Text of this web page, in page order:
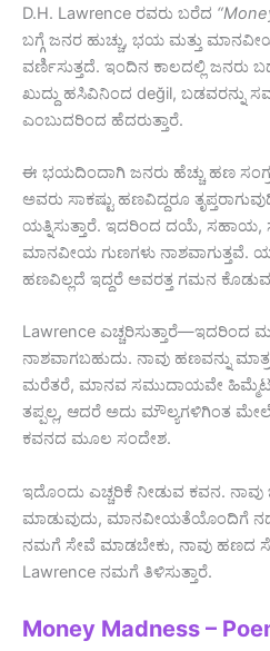
D.H. Lawrence ರವರು ಬರೆದ
ಬಗ್ಗೆ ಜನರ ಹುಚ್ಚು, ಭಯ ಮತ್ತು
ವರ್ಣಿಸುತ್ತದೆ. ಇಂದಿನ ಕಾಲದಲ್ಲಿ ಜನರು
ಖುದ್ದು ಹಸಿವಿನಿಂದ değil, ಬಡವರನ್ನು
ಎಂಬುದರಿಂದ ಹೆದರುತ್ತಾರೆ.
ಈ ಭಯದಿಂದಾಗಿ ಜನರು ಹೆಚ್ಚು ಹಣ
ಅವರು ಸಾಕಷ್ಟು ಹಣವಿದ್ದರೂ
ಯತ್ನಿಸುತ್ತಾರೆ. ಇದರಿಂದ ದಯೆ, ಸಹಾಯ,
ಮಾನವೀಯ ಗುಣಗಳು ನಾಶವಾಗುತ್ತವೆ.
ಹಣವಿಲ್ಲದೆ ಇದ್ದರೆ ಅವರತ್ತ ಗಮನ
Lawrence ಎಚ್ಚರಿಸುತ್ತಾರೆ—ಇದರಿಂದ
ನಾಶವಾಗಬಹುದು. ನಾವು ಹಣವನ್ನು
ಮರೆತರೆ, ಮಾನವ ಸಮುದಾಯವೇ
ತಪ್ಪಲ್ಲ, ಆದರೆ ಅದು ಮೌಲ್ಯಗಳಿಗಿಂತ
ಕವನದ ಮೂಲ ಸಂದೇಶ.
ಇದೊಂದು ಎಚ್ಚರಿಕೆ ನೀಡುವ ಕವನ. ನಾವು
ಮಾಡುವುದು, ಮಾನವೀಯತೆಯೊಂದಿಗೆ
ನಮಗೆ ಸೇವೆ ಮಾಡಬೇಕು, ನಾವು ಹಣದ
Lawrence ನಮಗೆ ತಿಳಿಸುತ್ತಾರೆ.
Money Madness –